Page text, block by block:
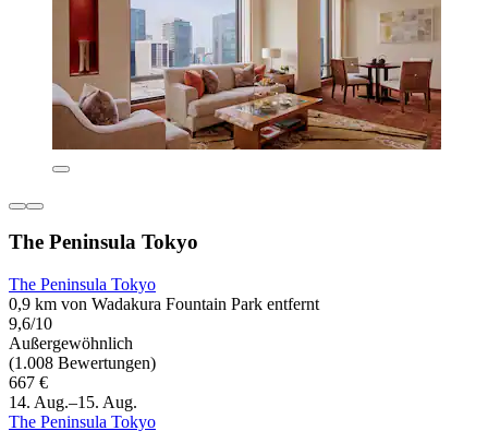
The Peninsula Tokyo
The Peninsula Tokyo
0,9 km von Wadakura Fountain Park entfernt
9,6/10
Außergewöhnlich
(1.008 Bewertungen)
667 €
14. Aug.–15. Aug.
The Peninsula Tokyo